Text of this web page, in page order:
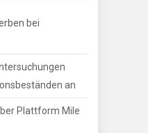
bei
an
Plattform Mile